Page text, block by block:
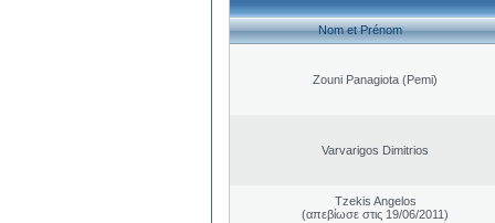
Nom et Prénom
Zouni Panagiota (Pemi)
Varvarigos Dimitrios
Tzekis Angelos
(απεβίωσε στις 19/06/2011)